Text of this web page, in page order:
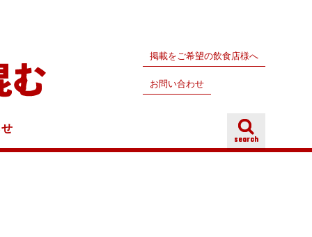
掲載をご希望の飲食店様へ
お問い合わせ
search
search